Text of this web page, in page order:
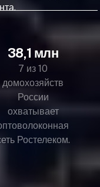
38,1 млн
7 из 10
домохозяйств
России
охватывает
Ростелеком.